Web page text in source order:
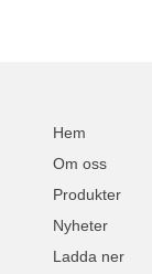
Hem
Om oss
Produkter
Nyheter
Ladda ner